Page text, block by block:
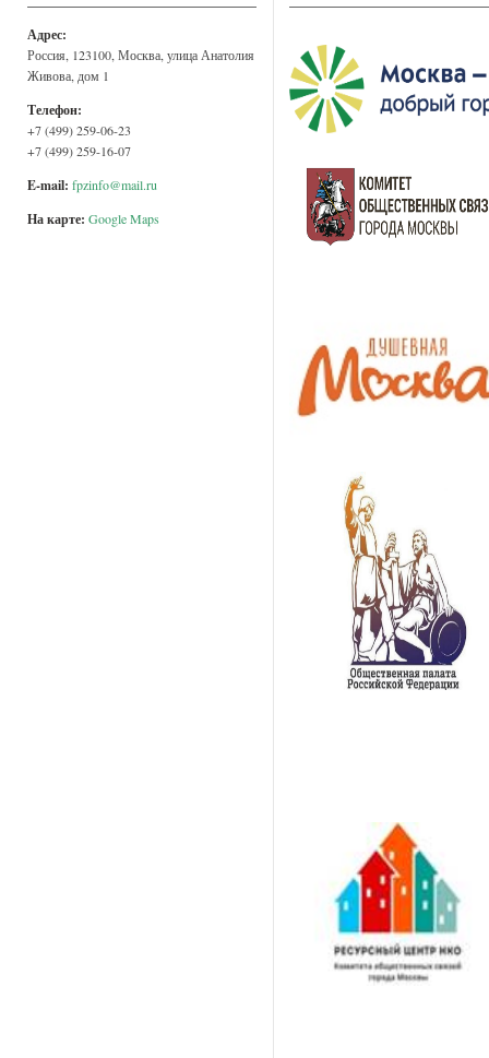
Адрес:
Россия, 123100, Москва, улица Анатолия
Живова, дом 1
Телефон:
+7 (499) 259-06-23
+7 (499) 259-16-07
E-mail: fpzinfo@mail.ru
На карте: Google Maps